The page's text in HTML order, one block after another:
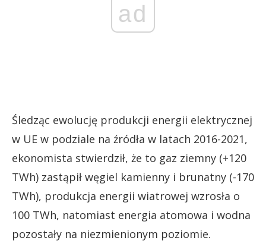
ad
Śledząc ewolucję produkcji energii elektrycznej
w UE w podziale na źródła w latach 2016-2021,
ekonomista stwierdził, że to gaz ziemny (+120
TWh) zastąpił węgiel kamienny i brunatny (-170
TWh), produkcja energii wiatrowej wzrosła o
100 TWh, natomiast energia atomowa i wodna
pozostały na niezmienionym poziomie.